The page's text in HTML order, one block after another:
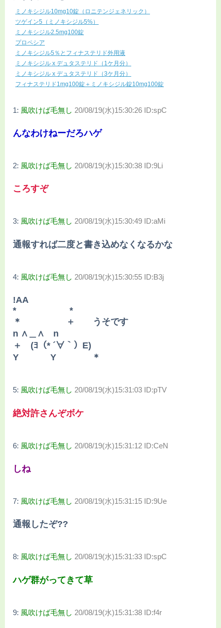
ミノキシジル10mg10錠（ロニテンジェネリック）
ツゲイン5（ミノキシジル5%）
ミノキシジル2.5mg100錠
プロペシア
ミノキシジル5％とフィナステリド外用液
ミノキシジル x デュタステリド（1ケ月分）
ミノキシジル x デュタステリド（3ケ月分）
フィナステリド1mg100錠＋ミノキシジル錠10mg100錠
1: 風吹けば毛無し 20/08/19(水)15:30:26 ID:spC
んなわけねーだろハゲ
2: 風吹けば毛無し 20/08/19(水)15:30:38 ID:9Li
ころすぞ
3: 風吹けば毛無し 20/08/19(水)15:30:49 ID:aMi
通報すれば二度と書き込めなくなるかな
4: 風吹けば毛無し 20/08/19(水)15:30:55 ID:B3j
!AA
* *
＊ ＋ うそです
n ∧＿∧ n
＋ (ﾖ（* ´∀｀）E)
Y Y ＊
5: 風吹けば毛無し 20/08/19(水)15:31:03 ID:pTV
絶対許さんぞボケ
6: 風吹けば毛無し 20/08/19(水)15:31:12 ID:CeN
しね
7: 風吹けば毛無し 20/08/19(水)15:31:15 ID:9Ue
通報したぞ??
8: 風吹けば毛無し 20/08/19(水)15:31:33 ID:spC
ハゲ群がってきて草
9: 風吹けば毛無し 20/08/19(水)15:31:38 ID:f4r